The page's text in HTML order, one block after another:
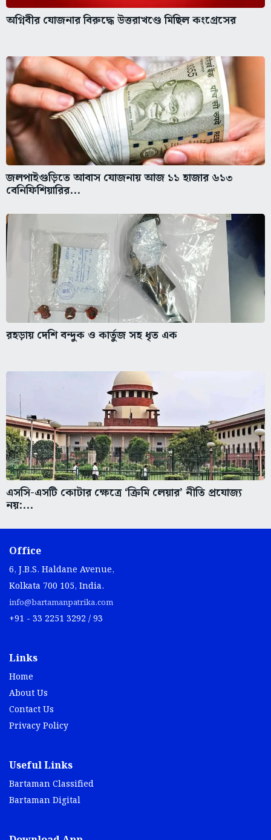
অগ্নিবীর যোজনার বিরুদ্ধে উত্তরাখণ্ডে মিছিল কংগ্রেসের
জলপাইগুড়িতে আবাস যোজনায় আজ ১১ হাজার ৬১৩
বেনিফিশিয়ারির...
রহড়ায় দেশি বন্দুক ও কার্তুজ সহ ধৃত এক
এসসি-এসটি কোটার ক্ষেত্রে ‘ক্রিমি লেয়ার’ নীতি প্রযোজ্য
নয়:...
Office
6, J.B.S. Haldane Avenue,
Kolkata 700 105, India.
info@bartamanpatrika.com
+91 - 33 2251 3292 / 93
Links
Home
About Us
Contact Us
Privacy Policy
Useful Links
Bartaman Classified
Bartaman Digital